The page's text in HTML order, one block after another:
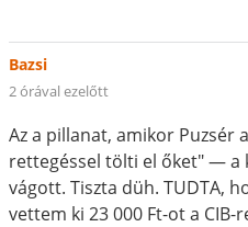
Bazsi
2 órával ezelőtt
Az a pillanat, amikor Puzsér
rettegéssel tölti el őket" — a
vágott. Tiszta düh. TUDTA,
vettem ki 23 000 Ft-ot a